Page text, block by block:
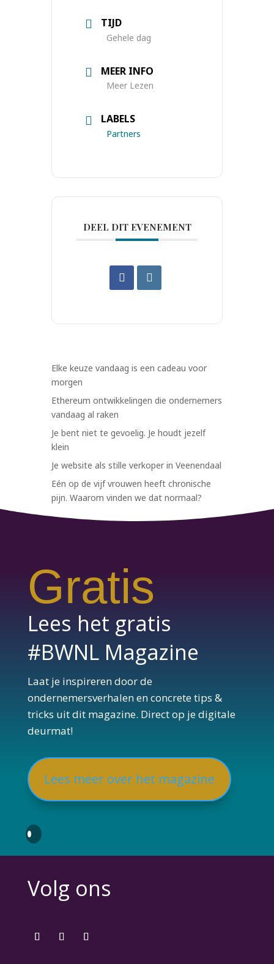
TIJD
Gehele dag
MEER INFO
Meer Lezen
LABELS
Partners
DEEL DIT EVENEMENT
Elke keuze vandaag is een cadeau voor
morgen
Ethereum ontwikkelingen die ondernemers
vandaag al raken
Je bent niet te gevoelig. Je houdt jezelf
klein
Je website als stille verkoper in Veenendaal
Eén op de vijf vrouwen heeft chronische
pijn. Waarom vinden we dat normaal?
Gratis
Lees het gratis
#BWNL Magazine
Laat je inspireren door de
ondernemersverhalen en concrete tips &
tricks uit dit magazine. Direct op je digitale
deurmat!
Lees meer over het magazine
Volg ons